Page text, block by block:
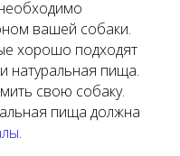
вашей собаки.
хорошо подходят
и натуральная пища.
свою собаку.
пища должна
.